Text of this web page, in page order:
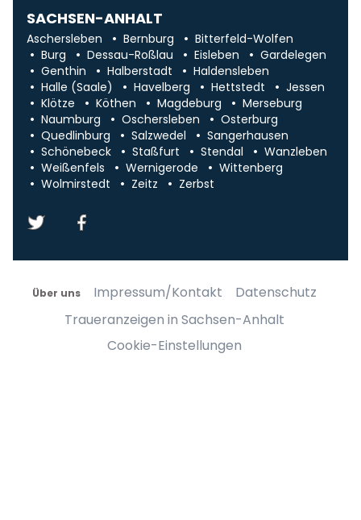
SACHSEN-ANHALT
Aschersleben Bernburg
Bitterfeld-Wolfen
Burg
Dessau-Roßlau Eisleben
Gardelegen
Genthin
Halberstadt
Haldensleben
Halle (Saale)
Havelberg Hettstedt
Jessen
Klötze
Köthen Magdeburg
Merseburg
Naumburg
Oschersleben
Osterburg
Quedlinburg
Salzwedel
Sangerhausen
Schönebeck
Staßfurt Stendal
Wanzleben
Weißenfels
Wernigerode
Wittenberg
Wolmirstedt
Zeitz Zerbst
Über uns Impressum/Kontakt
Datenschutz
Traueranzeigen in Sachsen-Anhalt
Cookie-Einstellungen